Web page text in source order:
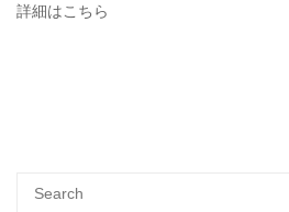
詳細はこちら